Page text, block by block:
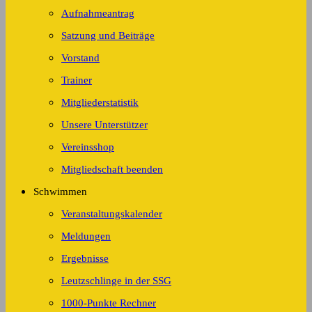
Aufnahmeantrag
Satzung und Beiträge
Vorstand
Trainer
Mitgliederstatistik
Unsere Unterstützer
Vereinsshop
Mitgliedschaft beenden
Schwimmen
Veranstaltungskalender
Meldungen
Ergebnisse
Leutzschlinge in der SSG
1000-Punkte Rechner